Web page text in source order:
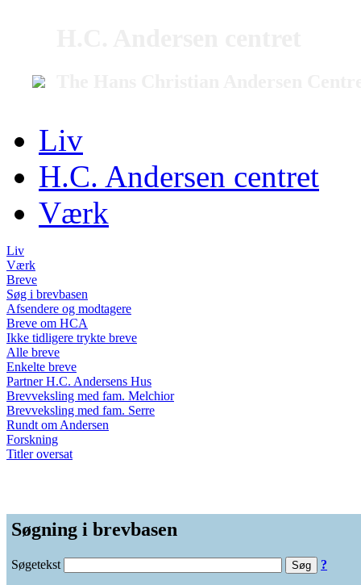
Liv
H.C. Andersen centret
Værk
Liv
Værk
Breve
Søg i brevbasen
Afsendere og modtagere
Breve om HCA
Ikke tidligere trykte breve
Alle breve
Enkelte breve
Partner H.C. Andersens Hus
Brevveksling med fam. Melchior
Brevveksling med fam. Serre
Rundt om Andersen
Forskning
Titler oversat
Søgning i brevbasen
Søgetekst ?